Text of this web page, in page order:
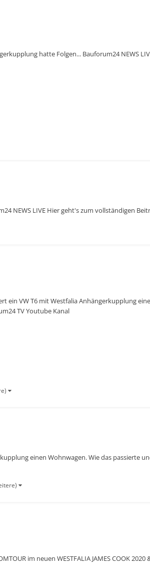
hatte Folgen... Bauforum24 NEWS
NEWS LIVE Hier geht's zum vollständigen
ein VW T6 mit Westfalia Anhängerkupplung
TV Youtube Kanal
einen Wohnwagen. Wie das passierte
im neuen WESTFALIA JAMES COOK